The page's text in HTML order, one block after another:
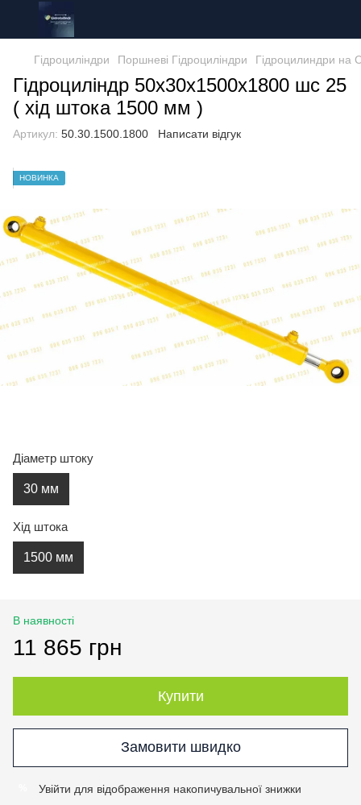
Гідроциліндри Поршневі Гідроциліндри Гідроцилиндри на
Гідроциліндр 50х30х1500х1800 шс 25
( хід штока 1500 мм )
Артикул: 50.30.1500.1800 Написати відгук
НОВИНКА
Діаметр штоку
30 мм
Хід штока
1500 мм
В наявності
11 865 грн
Купити
Замовити швидко
Увійти для відображення накопичувальної знижки